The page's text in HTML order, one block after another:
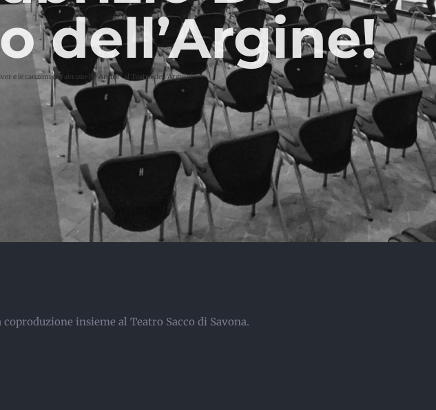
dell’Argine!
e le canzoni di Fabrizio De Andrè” al Teatro dell’Argine!
insieme al Teatro Sacco di Savona.